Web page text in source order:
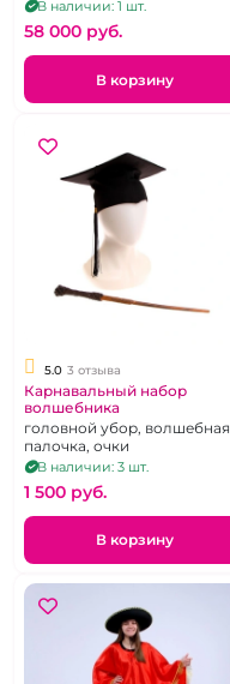
В наличии: 1 шт.
58 000 pуб.
В корзину
5.0 3 отзыва
Карнавальный набор
волшебника
головной убор, волшебная
палочка, очки
В наличии: 3 шт.
1 500 pуб.
В корзину